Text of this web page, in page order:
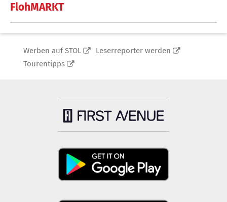
FlohMARKT
Werben auf STOL
Leserreporter werden
Tourentipps